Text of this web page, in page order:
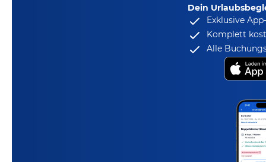
Dein
Exklusive
Komplett
Alle